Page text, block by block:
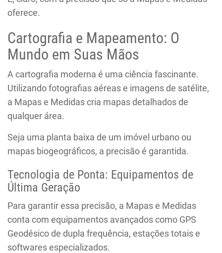
oferece.
Cartografia e Mapeamento: O
Mundo em Suas Mãos
A cartografia moderna é uma ciência fascinante.
Utilizando fotografias aéreas e imagens de satélite,
a Mapas e Medidas cria mapas detalhados de
qualquer área.
Seja uma planta baixa de um imóvel urbano ou
mapas biogeográficos, a precisão é garantida.
Tecnologia de Ponta: Equipamentos de
Última Geração
Para garantir essa precisão, a Mapas e Medidas
conta com equipamentos avançados como GPS
Geodésico de dupla frequência, estações totais e
softwares especializados.